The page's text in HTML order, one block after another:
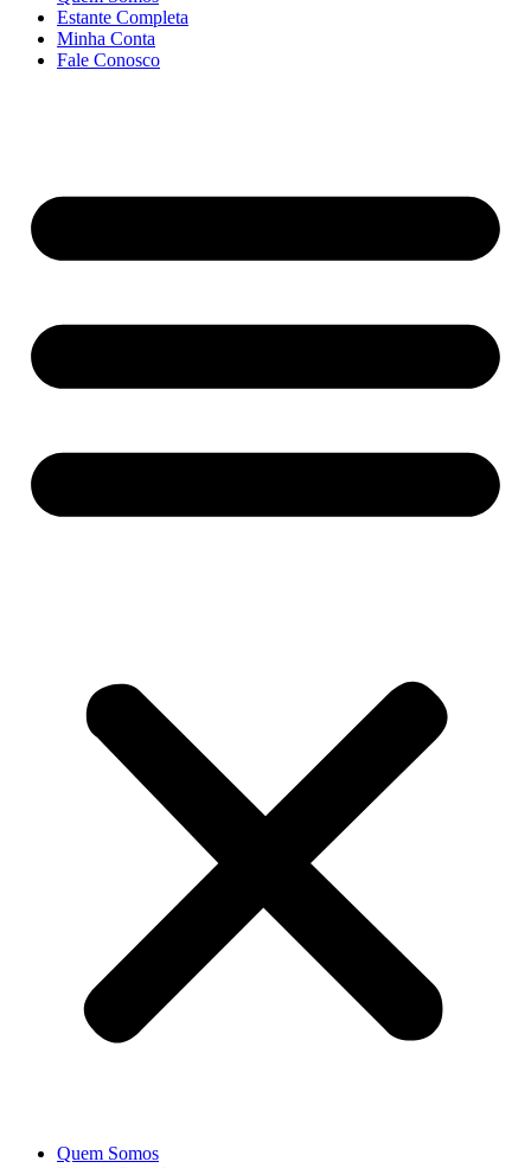
Estante Completa
Minha Conta
Fale Conosco
Quem Somos